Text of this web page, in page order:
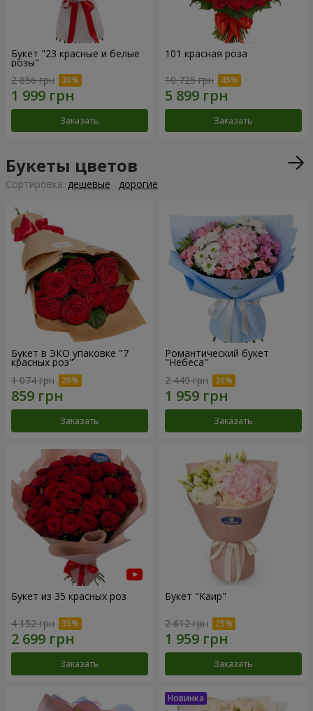
Букет "23 красные и белые
розы"
2 856 грн
Заказать
101 красная роза
10 725 грн
Заказать
Букеты цветов
Cортировка: дешевые дорогие
Букет в ЭКО упаковке "7
красных роз"
1 074 грн
Заказать
Романтический букет
"Небеса"
2 449 грн
Заказать
Букет из 35 красных роз
4 152 грн
Заказать
Букет "Каир"
2 612 грн
Заказать